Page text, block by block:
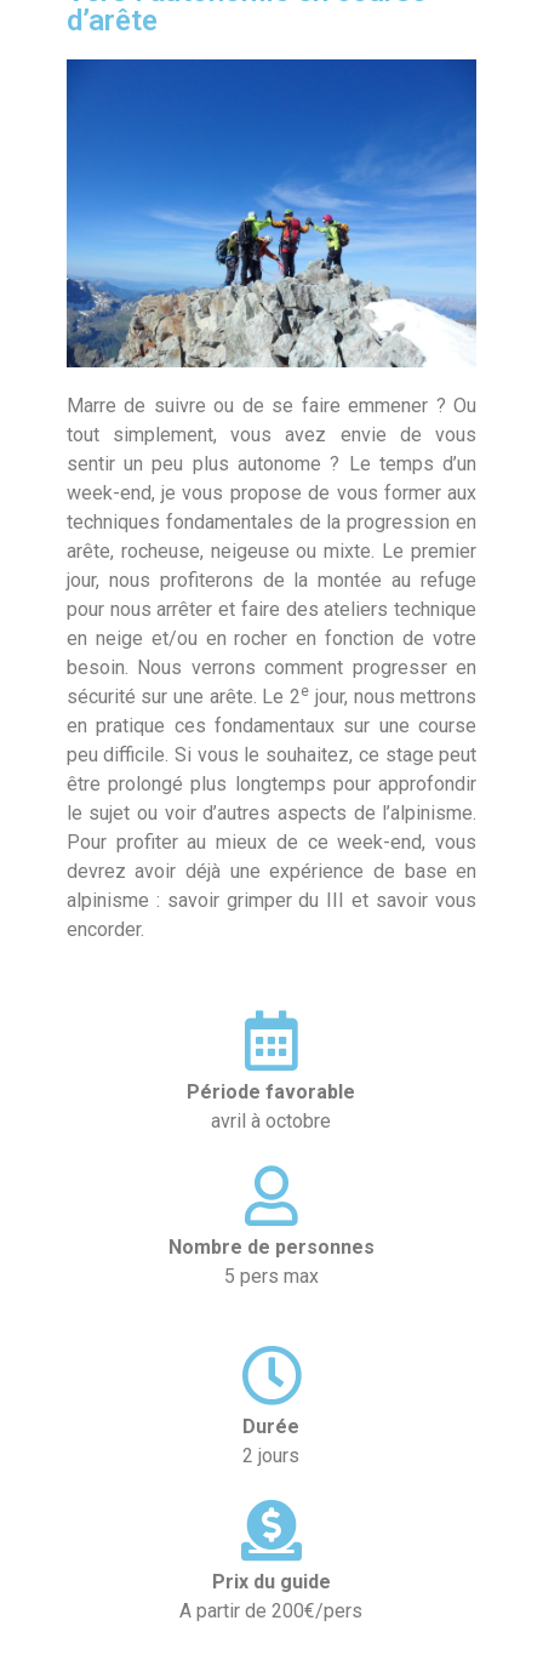
d’arête
Marre de suivre ou de se faire emmener ? Ou
tout simplement, vous avez envie de vous
sentir un peu plus autonome ? Le temps d’un
week-end, je vous propose de vous former aux
techniques fondamentales de la progression en
arête, rocheuse, neigeuse ou mixte. Le premier
jour, nous profiterons de la montée au refuge
pour nous arrêter et faire des ateliers technique
en neige et/ou en rocher en fonction de votre
besoin. Nous verrons comment progresser en
sécurité sur une arête. Le 2e jour, nous mettrons
en pratique ces fondamentaux sur une course
peu difficile. Si vous le souhaitez, ce stage peut
être prolongé plus longtemps pour approfondir
le sujet ou voir d’autres aspects de l’alpinisme.
Pour profiter au mieux de ce week-end, vous
devrez avoir déjà une expérience de base en
alpinisme : savoir grimper du III et savoir vous
encorder.
Période favorable
avril à octobre
Nombre de personnes
5 pers max
Durée
2 jours
Prix du guide
A partir de 200€/pers